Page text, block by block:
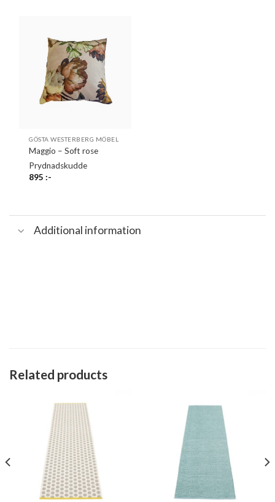
GÖSTA WESTERBERG MÖBEL
Maggio – Soft rose
Prydnadskudde
895:-
Additional information
Related products